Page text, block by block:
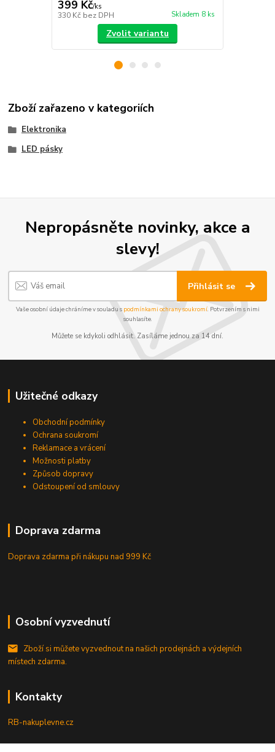
399 Kč/ks
330 Kč bez DPH Skladem 8 ks
Zvolit variantu
Zboží zařazeno v kategoriích
Elektronika
LED pásky
Nepropásněte novinky, akce a
slevy!
Přihlásit se
Vaše osobní údaje chráníme v souladu s podmínkami ochrany soukromí. Potvrzením s nimi
souhlasíte.
Můžete se kdykoli odhlásit. Zasíláme jednou za 14 dní.
Užitečné odkazy
Obchodní podmínky
Ochrana soukromí
Reklamace a vrácení
Možnosti platby
Způsob dopravy
Odstoupení od smlouvy
Doprava zdarma
Doprava zdarma při nákupunad 999 Kč
Osobní vyzvednutí
Zboží si můžete vyzvednout na našich prodejnách a výdejních
místech zdarma.
Kontakty
RB-nakuplevne.cz